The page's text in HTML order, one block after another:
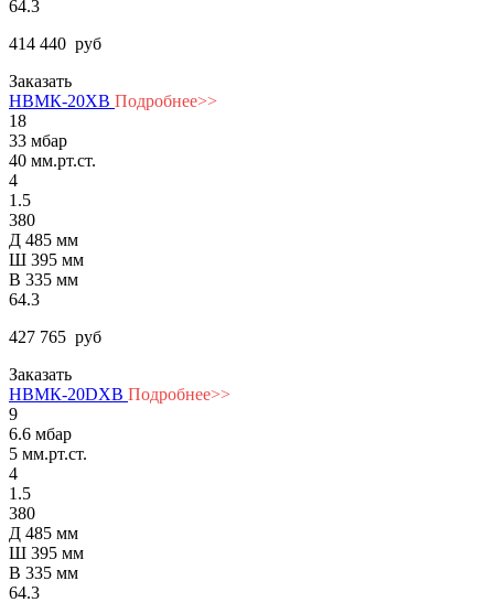
64.3
414 440 руб
Заказать
НВМК-20ХВ Подробнее>>
18
33 мбар
40 мм.рт.ст.
4
1.5
380
Д 485 мм
Ш 395 мм
В 335 мм
64.3
427 765 руб
Заказать
НВМК-20DХВ Подробнее>>
9
6.6 мбар
5 мм.рт.ст.
4
1.5
380
Д 485 мм
Ш 395 мм
В 335 мм
64.3